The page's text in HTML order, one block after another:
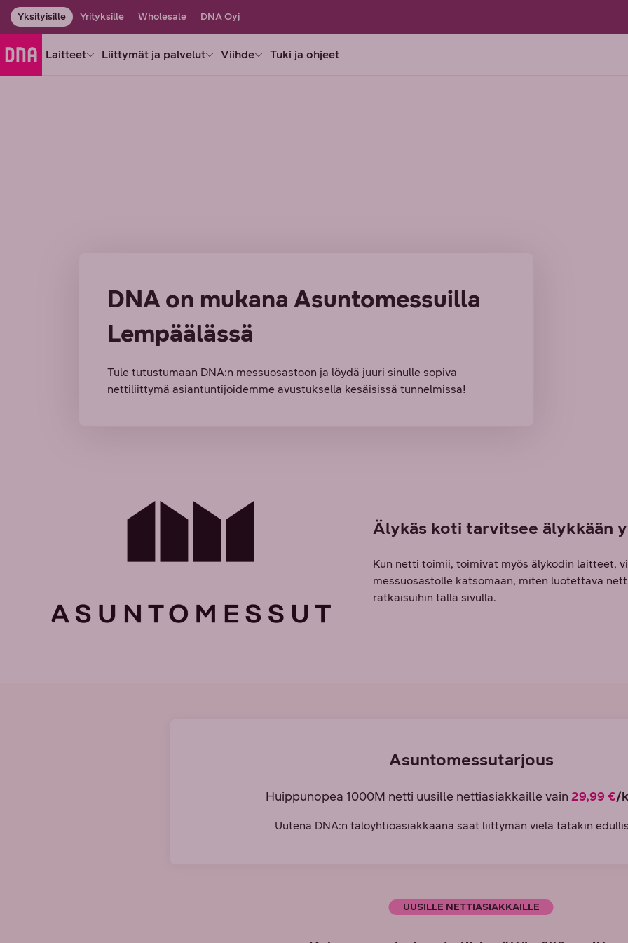
Yksityisille Yrityksille Wholesale DNA Oyj
Laitteet Liittymät ja palvelut Viihde Tuki ja ohjeet
DNA on mukana Asuntomessuilla
Lempäälässä
Tule tutustumaan DNA:n messuosastoon ja löydä juuri sinulle sopiva
nettiliittymä asiantuntijoidemme avustuksella kesäisissä tunnelmissa!
Älykäs koti tarvitsee älykkään
Kun netti toimii, toimivat myös älykodin laitteet,
messuosastolle katsomaan, miten luotettava
ratkaisuihin tällä sivulla.
Asuntomessutarjous
Huippunopea 1000M netti uusille nettiasiakkaille vain 29,99 €/
Uutena DNA:n taloyhtiöasiakkaana saat liittymän vielä tätäkin
UUSILLE NETTIASIAKKAILLE